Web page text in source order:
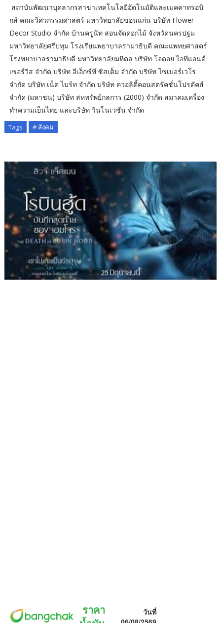
สถาบันพัฒนาบุคลากรสาขาเทคโนโลยีอัตโนมัติและเมคคาทรอนิ
กส์ คณะวิศวกรรมศาสตร์ มหาวิทยาลัยขอนแก่น บริษัท Flower
Decor Studio จำกัด บ้านครูนัท สอนจัดดอกไม้ จังหวัดนครปฐม
มหาวิทยาลัยศรีปทุม โรงเรียนพยาบาลรามาธิบดี คณะแพทยศาสตร์
โรงพยาบาลรามาธิบดี มหาวิทยาลัยมหิดล บริษัท โจดอย ไอทีแอนด์
เซอร์วิส จำกัด บริษัท อีเอ็กซ์พี ซิสเต็ม จำกัด บริษัท ไซเบอร์เวโร่
จำกัด บริษัท เน็ต ไบร์ท จำกัด บริษัท ควอลิตี้คอนสตรัคชั่นโปรดัคส์
จำกัด (มหาชน) บริษัท สหทรัพย์กลการ (2000) จำกัด สมาคมเครื่อง
ทำความเย็นไทย และบริษัท วินโนเวชั่น จำกัด
Tags # สังคม